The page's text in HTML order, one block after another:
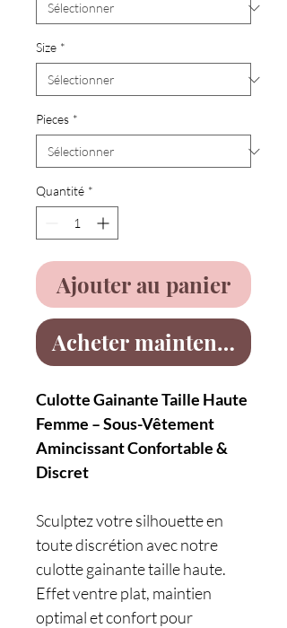
Size *
Pieces *
Quantité *
Ajouter au panier
Acheter maintenant
Culotte Gainante Taille Haute
Femme – Sous-Vêtement
Amincissant Confortable &
Discret
Sculptez votre silhouette en
toute discrétion avec notre
culotte gainante taille haute.
Effet ventre plat, maintien
optimal et confort pour